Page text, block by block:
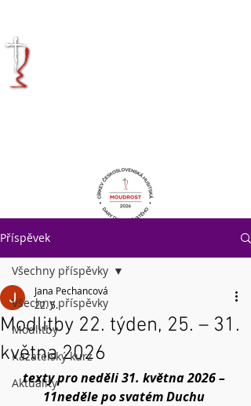
Příspěvek
Všechny příspěvky
Modlitby
Kazatelský kurz
Aktuality
Všechny příspěvky
Modlitby 22. týden, 25. – 31.
května 2026
Jana Pechancová
22. 5.
texty pro neděli 31. května 2026 –
11neděle po svatém Duchu